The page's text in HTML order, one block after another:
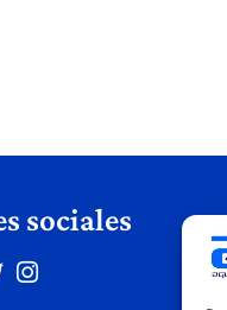
sociales